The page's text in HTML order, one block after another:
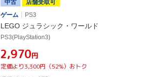
中古
店舗受取可
ゲーム
PS3
LEGO ジュラシック・ワールド
PS3(PlayStation3)
¥2,970円
定価より3,300円（52%）おトク